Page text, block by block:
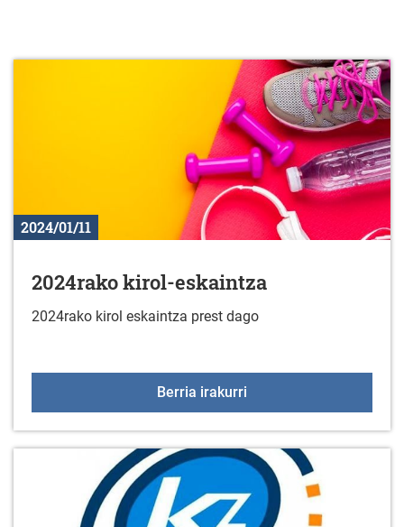
2024/01/11
2024rako kirol-eskaintza
2024rako kirol eskaintza prest dago
Berria irakurri